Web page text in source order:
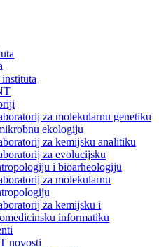
za molekularnu genetiku
ekologiju
za kemijsku analitiku
za evolucijsku
i bioarheologiju
za molekularnu
za kemijsku i
informatiku
novosti